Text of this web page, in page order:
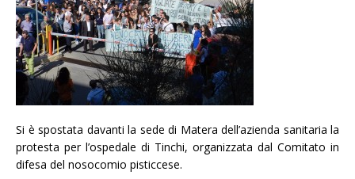
Si è spostata davanti la sede di Matera dell’azienda sanitaria la
protesta per l’ospedale di Tinchi, organizzata dal Comitato in
difesa del nosocomio pisticcese.